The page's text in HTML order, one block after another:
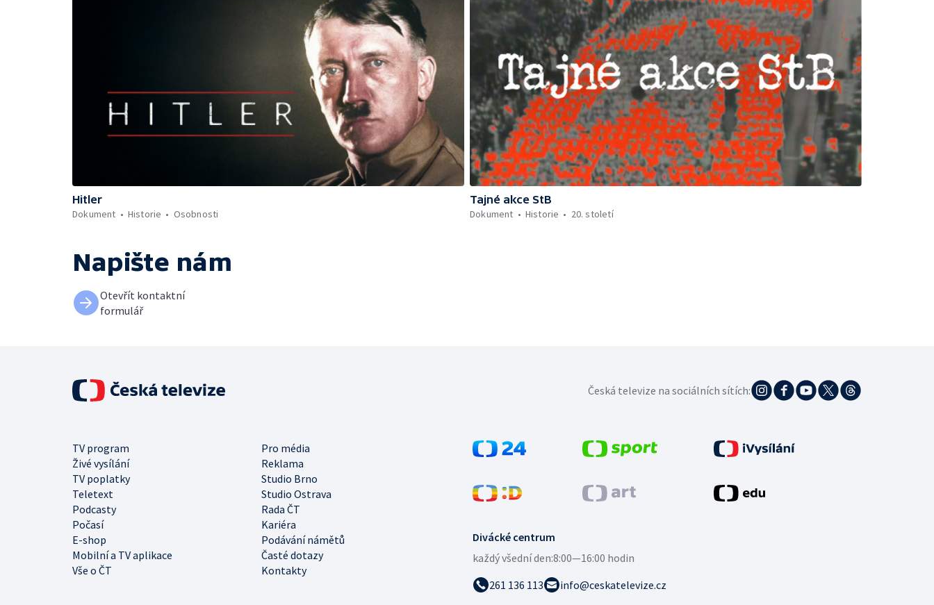
Hitler
Dokument
Historie Osobnosti
Tajné akce StB
Dokument
Historie 20. století
Napište nám
Otevřít kontaktní
formulář
Divácké centrum
každý všední den:8:00—16:00 hodin
261 136 113
info@ceskatelevize.cz
TV program
Pro média
Živé vysílání
Reklama
TV poplatky
Studio Brno
Teletext
Studio Ostrava
Podcasty
Rada ČT
Počasí
Kariéra
E-shop
Podávání námětů
Mobilní a TV aplikace
Časté dotazy
Vše o ČT
Kontakty
Česká televize na sociálních sítích: